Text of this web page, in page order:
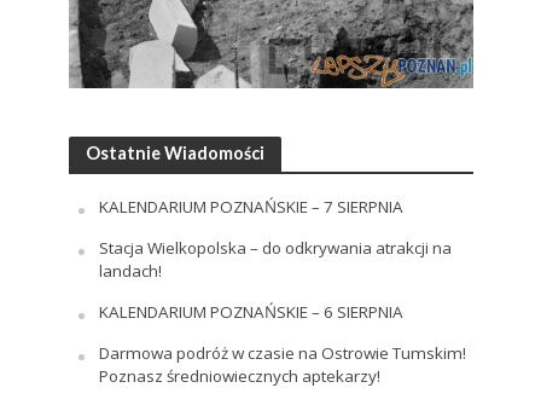
Ostatnie Wiadomości
KALENDARIUM POZNAŃSKIE – 7 SIERPNIA
Stacja Wielkopolska – do odkrywania atrakcji na
landach!
KALENDARIUM POZNAŃSKIE – 6 SIERPNIA
Darmowa podróż w czasie na Ostrowie Tumskim!
Poznasz średniowiecznych aptekarzy!